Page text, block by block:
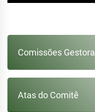
Comissões
Atas do Comitê